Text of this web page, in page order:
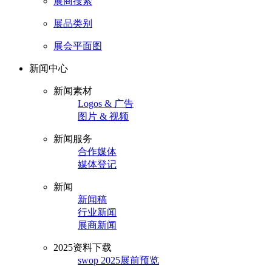
展品类别
展会平面图
新闻中心
新闻素材
Logos & 广告
图片 & 视频
新闻服务
合作媒体
媒体登记
新闻
新闻稿
行业新闻
展商新闻
2025资料下载
swop 2025展前预览